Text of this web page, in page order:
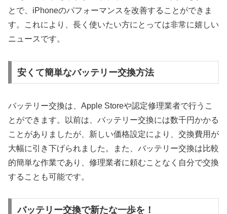
とで、iPhoneのパフォーマンスを改善することができま
す。これにより、長く使いたい方にとっては非常に嬉しい
ニュースです。
安くて簡単なバッテリー交換方法
バッテリー交換は、Apple Storeや認定修理業者で行うこ
とができます。以前は、バッテリー交換には数千円かかる
ことがありましたが、新しい価格設定により、交換費用が
大幅に引き下げられました。また、バッテリー交換は比較
的簡単な作業であり、修理業者に頼むことなく自分で交換
することも可能です。
バッテリー交換で新たな一歩を！